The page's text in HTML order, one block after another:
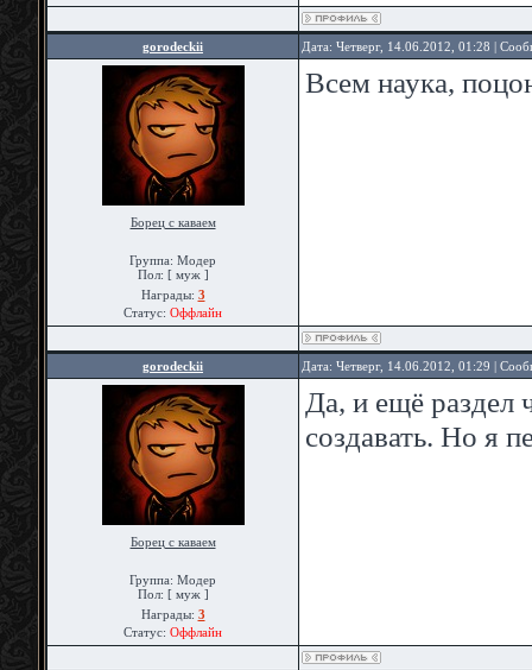
gorodeckii Дата: Четверг, 14.06.2012, 01:28 |
Борец с каваем
Группа: Модер
Пол: [ муж ]
Награды: 3
Статус: Оффлайн
Всем наука,
gorodeckii Дата: Четверг, 14.06.2012, 01:29 |
Борец с каваем
Группа: Модер
Пол: [ муж ]
Награды: 3
Статус: Оффлайн
Да, и ещё раздел
создавать. Но я